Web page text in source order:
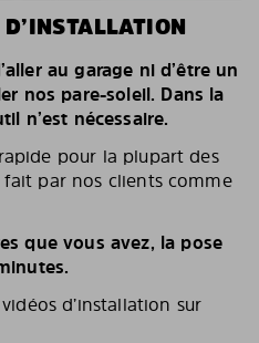
au garage ni d’être un
nos pare-soleil. Dans la
n’est nécessaire.
pour la plupart des
fait par nos clients comme
que vous avez, la pose
d’installation sur